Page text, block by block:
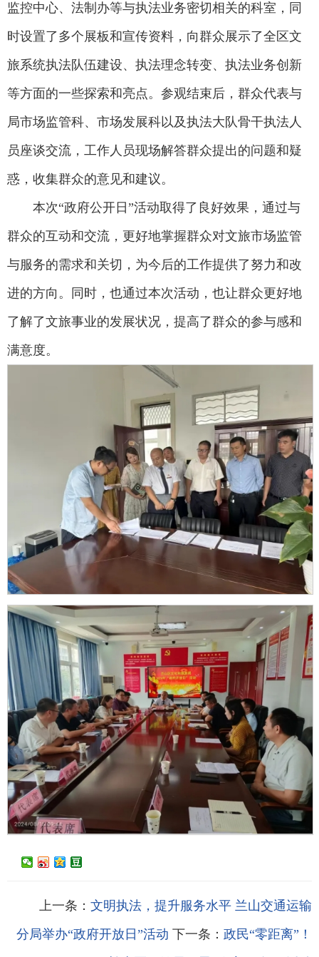
监控中心、法制办等与执法业务密切相关的科室，同
时设置了多个展板和宣传资料，向群众展示了全区文
旅系统执法队伍建设、执法理念转变、执法业务创新
等方面的一些探索和亮点。参观结束后，群众代表与
局市场监管科、市场发展科以及执法大队骨干执法人
员座谈交流，工作人员现场解答群众提出的问题和疑
惑，收集群众的意见和建议。
本次“政府公开日”活动取得了良好效果，通过与
群众的互动和交流，更好地掌握群众对文旅市场监管
与服务的需求和关切，为今后的工作提供了努力和改
进的方向。同时，也通过本次活动，也让群众更好地
了解了文旅事业的发展状况，提高了群众的参与感和
满意度。
上一条： 文明执法，提升服务水平 兰山交通运输
分局举办“政府开放日”活动 下一条： 政民“零距离”！